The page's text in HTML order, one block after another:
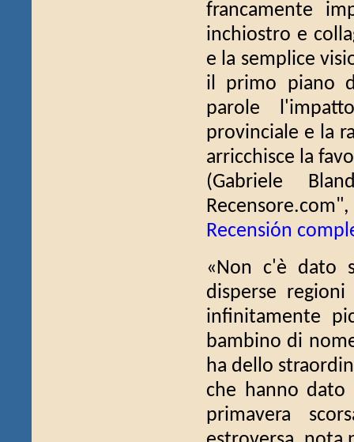
francamente
inchiostro e
e la semplice
il primo piano
parole
provinciale e la
arricchisce la
(Gabriele
Recensión
«Non c'è dato
disperse
infinitamente
bambino di
ha dello
che hanno
primavera